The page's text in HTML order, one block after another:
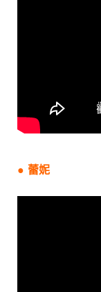
● 蕾妮